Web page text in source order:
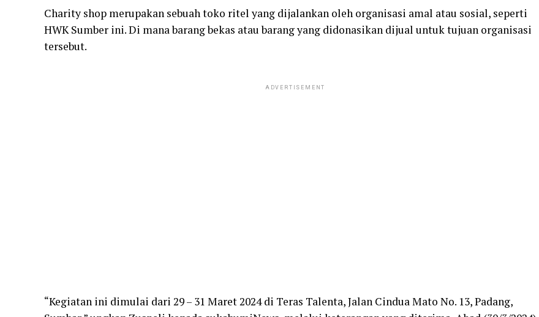
Charity shop merupakan sebuah toko ritel yang dijalankan oleh organisasi amal atau sosial, seperti
HWK Sumber ini. Di mana barang bekas atau barang yang didonasikan dijual untuk tujuan organisasi
tersebut.
ADVERTISEMENT
“Kegiatan ini dimulai dari 29 – 31 Maret 2024 di Teras Talenta, Jalan Cindua Mato No. 13, Padang,